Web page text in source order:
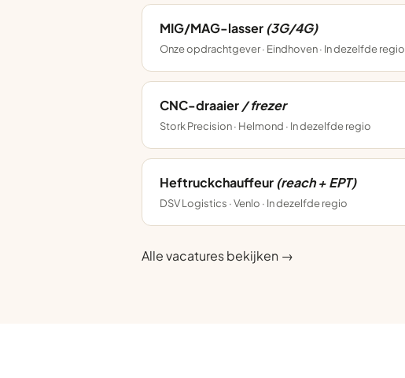
MIG/MAG-lasser(3G/4G)
Onze opdrachtgever · Eindhoven · In dezelfde regio
CNC-draaier / frezer
Stork Precision · Helmond · In dezelfde regio
Heftruckchauffeur(reach + EPT)
DSV Logistics · Venlo · In dezelfde regio
Alle vacatures bekijken →